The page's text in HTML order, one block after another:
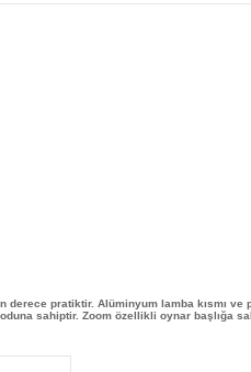
derece pratiktir. Alüminyum lamba kısmı
sahiptir. Zoom özellikli oynar başlığa